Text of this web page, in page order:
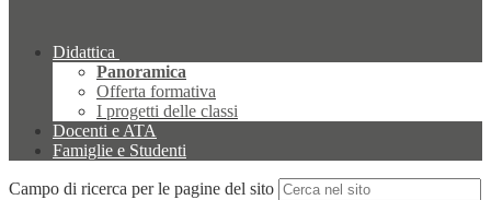
Didattica
Panoramica
Offerta formativa
I progetti delle classi
Docenti e ATA
Famiglie e Studenti
Campo di ricerca per le pagine del sito